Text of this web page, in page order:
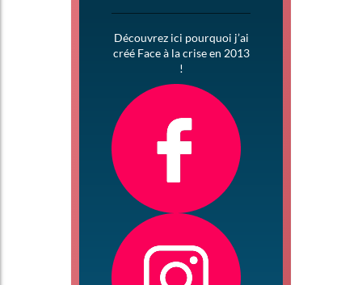
Découvrez ici pourquoi j’ai
créé Face à la crise en 2013
!